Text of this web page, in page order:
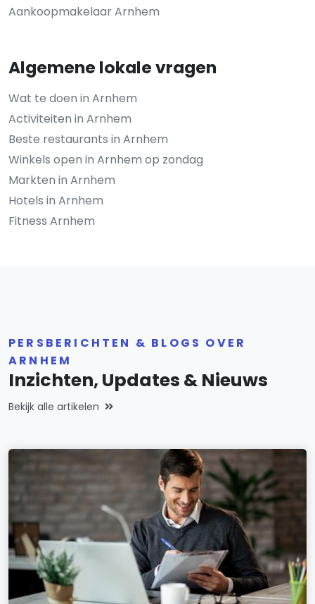
Aankoopmakelaar Arnhem
Algemene lokale vragen
Wat te doen in Arnhem
Activiteiten in Arnhem
Beste restaurants in Arnhem
Winkels open in Arnhem op zondag
Markten in Arnhem
Hotels in Arnhem
Fitness Arnhem
PERSBERICHTEN & BLOGS OVER
ARNHEM
Inzichten, Updates & Nieuws
Bekijk alle artikelen